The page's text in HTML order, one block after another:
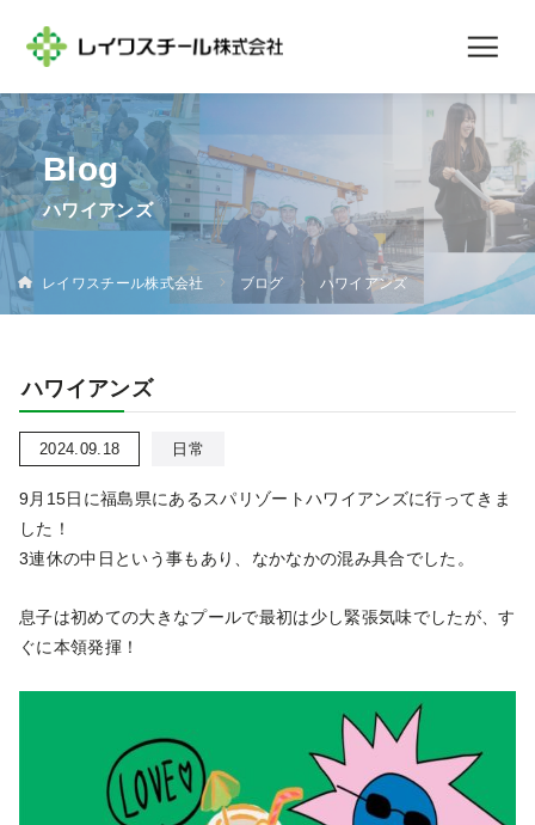
ハワイアンズ
レイワスチール株式会社 ブログ ハワイアンズ
ハワイアンズ
2024.09.18 日常
9月15日に福島県にあるスパリゾートハワイアンズに行ってきま
した！
3連休の中日という事もあり、なかなかの混み具合でした。
息子は初めての大きなプールで最初は少し緊張気味でしたが、す
ぐに本領発揮！